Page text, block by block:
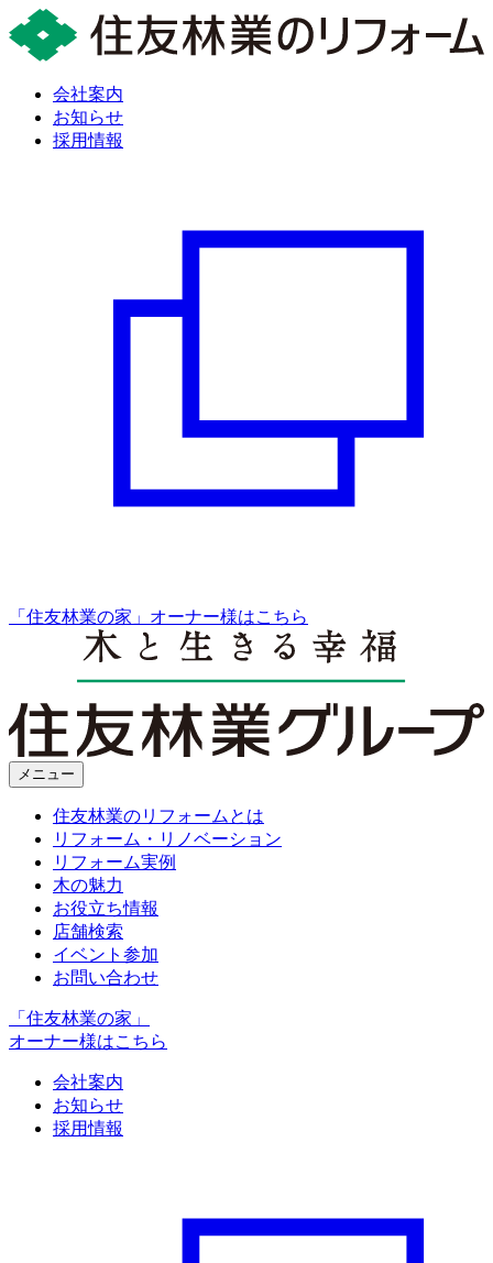
会社案内
お知らせ
採用情報
「住友林業の家」オーナー様はこちら
メニュー
住友林業のリフォームとは
リフォーム・リノベーション
リフォーム実例
木の魅力
お役立ち情報
店舗検索
イベント参加
お問い合わせ
「住友林業の家」
オーナー様はこちら
会社案内
お知らせ
採用情報